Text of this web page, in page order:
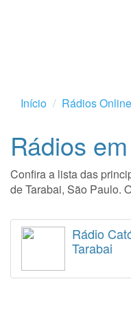
Início Rádios Online
Rádios
Confira a lista das
de Tarabai, São Paulo.
Rádio
Tarabai